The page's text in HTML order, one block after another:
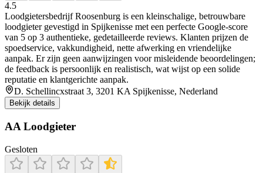
4.5
Loodgietersbedrijf Roosenburg is een kleinschalige, betrouwbare
loodgieter gevestigd in Spijkenisse met een perfecte Google-score
van 5 op 3 authentieke, gedetailleerde reviews. Klanten prijzen de
spoedservice, vakkundigheid, nette afwerking en vriendelijke
aanpak. Er zijn geen aanwijzingen voor misleidende beoordelingen;
de feedback is persoonlijk en realistisch, wat wijst op een solide
reputatie en klantgerichte aanpak.
D. Schellincxstraat 3, 3201 KA Spijkenisse, Nederland
Bekijk details
AA Loodgieter
Gesloten